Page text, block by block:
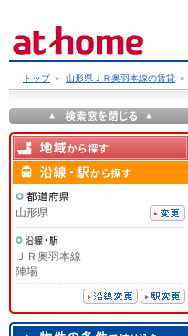
トップ ＞ 山形県ＪＲ奥羽本線の賃貸 ＞
山形県
ＪＲ奥羽本線
陣場